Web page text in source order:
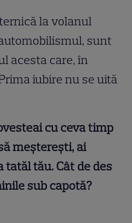
la volanul
sunt
acesta care, în
iubire nu se uită
cu ceva timp
meșterești, ai
tatăl tău. Cât de des
sub capotă?